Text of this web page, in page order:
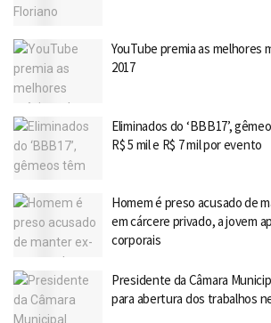
YouTube premia as melhores
2017
Eliminados do ‘BBB17’,
R$ 5 mil e R$ 7 mil por evento
Homem é preso acusado de
em cárcere privado, a jovem
corporais
Presidente da Câmara
para abertura dos trabalhos